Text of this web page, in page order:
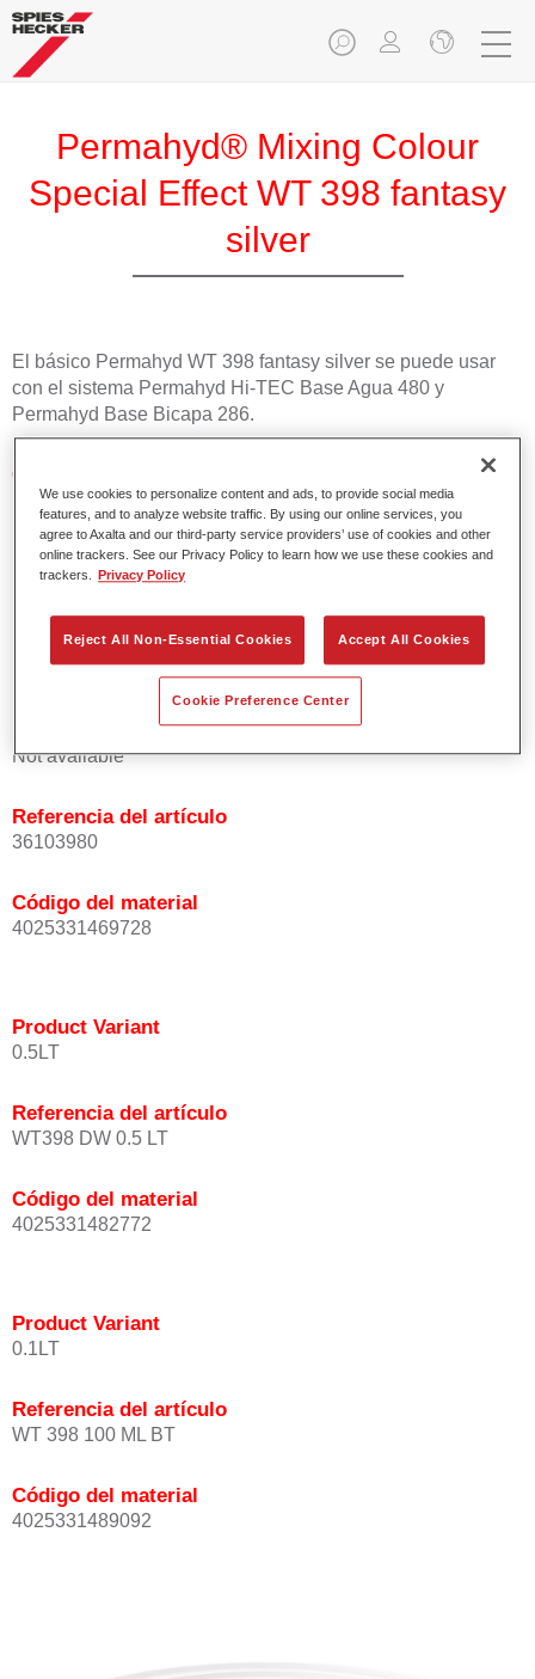
Permahyd® Mixing Colour
Special Effect WT 398 fantasy
silver
El básico Permahyd WT 398 fantasy silver se puede usar
con el sistema Permahyd Hi-TEC Base Agua 480 y
Permahyd Base Bicapa 286.
Características del producto
Fácil y rápido de aplicar.
Excepcional precisión del color con una orientación
homogénea de las partículas de efecto.
Tiempos de proceso cortos.
Muy buena cubrición.
Se usa para reparar colores OEM especiales.
Product Variant
Not available
Referencia del artículo
36103980
Código del material
4025331469728
Product Variant
0.5LT
Referencia del artículo
WT398 DW 0.5 LT
Código del material
4025331482772
Product Variant
0.1LT
Referencia del artículo
WT 398 100 ML BT
Código del material
4025331489092
We use cookies to personalize content and ads, to provide social media
features, and to analyze website traffic. By using our online services, you
agree to Axalta and our third-party service providers’ use of cookies and other
online trackers. See our Privacy Policy to learn how we use these cookies and
trackers.
Privacy Policy
Reject All Non-Essential Cookies Accept All Cookies
Cookie Preference Center